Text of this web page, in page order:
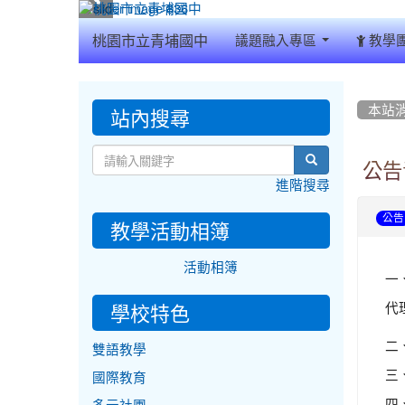
桃園市立青埔國中 議題融入專區 教學
本站
公
公告
一
代
二
三
::: 站內搜尋
search
進階搜尋
教學活動相簿
活動相簿
學校特色
雙語教學
國際教育